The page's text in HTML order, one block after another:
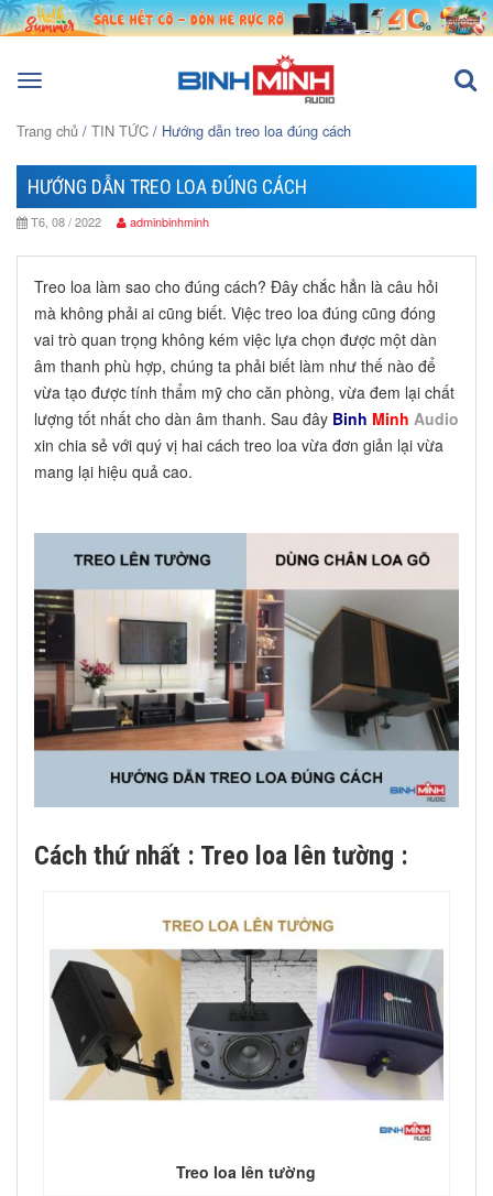
Toggle
Trang chủ / TIN TỨC / Hướng dẫn treo loa đúng cách
HƯỚNG DẪN TREO LOA ĐÚNG CÁCH
T6, 08 / 2022 adminbinhminh
Treo loa làm sao cho đúng cách? Đây chắc hẳn là câu hỏi
mà không phải ai cũng biết. Việc treo loa đúng cũng đóng
vai trò quan trọng không kém việc lựa chọn được một dàn
âm thanh phù hợp, chúng ta phải biết làm như thế nào để
vừa tạo được tính thẩm mỹ cho căn phòng, vừa đem lại chất
lượng tốt nhất cho dàn âm thanh. Sau đây Binh Minh Audio
xin chia sẻ với quý vị hai cách treo loa vừa đơn giản lại vừa
mang lại hiệu quả cao.
Cách thứ nhất : Treo loa lên tường :
Treo loa lên tường